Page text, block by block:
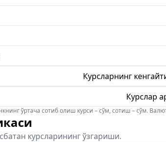
Курсларнинг
Курслар
ўртача сотиб олиш курси – сўм, сотиш – сўм.
курсларининг ўзгариши.